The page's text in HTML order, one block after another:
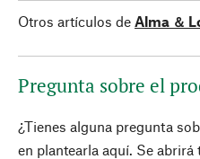
Otros artículos de Alma ＆
Pregunta sobre el
¿Tienes alguna pregunta
en plantearla aquí. Se